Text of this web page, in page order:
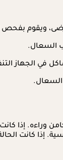
ويقوم
السعال.
في الجهاز
السعال.
وراءه. إذا
إذا كانت